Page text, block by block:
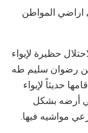
في اراضي المواطن
حظيرة لإيواء
رضوان سليم طه
حديثاً لإيواء
في أرضه بشكل
مواشيه فيها.